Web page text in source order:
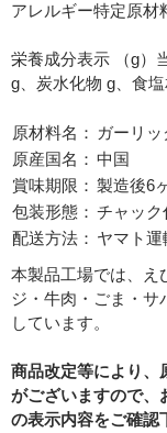
Eメール
アレルギー特定原材
栄養成分表示 （g）
g、炭水化物 g、食塩
原材料名： ガーリッ
原産国名： 中国
賞味期限： 製造後6
包装形態： チャック
配送方法： ヤマト運
本製品工場では、え
ジ・牛肉・ごま・サ
しています。
商品改定等により、
がございますので、
の表示内容をご確認